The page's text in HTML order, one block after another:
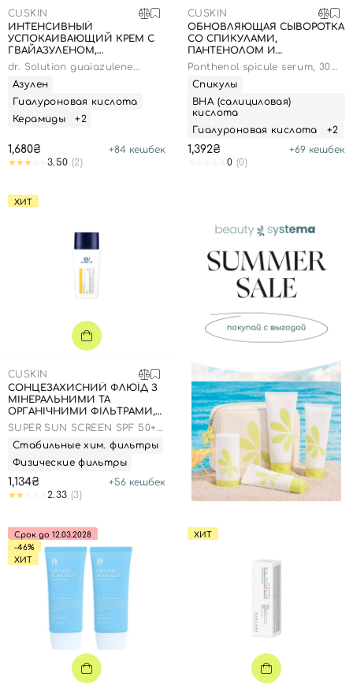
CUSKIN
ИНТЕНСИВНЫЙ
УСПОКАИВАЮЩИЙ КРЕМ С
ГВАЙАЗУЛЕНОМ,
ТРОКСЕРУТИНОМ И
МЕНАДИОНОМ, 50 МЛ
dr. Solution guaiazulene
cream
Азулен
Гиалуроновая кислота
Керамиды
+2
1,680₴ +84 кешбек
3.50 (2)
CUSKIN
ОБНОВЛЯЮЩАЯ СЫВОРОТКА
СО СПИКУЛАМИ,
ПАНТЕНОЛОМ И
ГИАЛУРОНОВОЙ КИСЛОТОЙ,
Panthenol spicule serum, 30
мл
Спикулы
ВНА (салициловая)
кислота
Гиалуроновая кислота
+2
1,392₴ +69 кешбек
0 (0)
ХИТ
CUSKIN
СОНЦЕЗАХИСНИЙ ФЛЮЇД З
МІНЕРАЛЬНИМИ ТА
ОРГАНІЧНИМИ ФІЛЬТРАМИ,
50 МЛВЗБОЛТАЙТЕ ПЕРЕД
НАНЕСИТЕ СРЕДСТВО ЗА 20
МИНУТ ДО ВЫХОДА НА
УЛИЦУ. ИЗБЕГАЙТЕ
ПОПАДАНИЯ НА СЛИЗИСТЫЕ.
SUPER SUN SCREEN SPF 50+
PA++++
Стабильные хим. фильтры
Физические фильтры
1,134₴ +56 кешбек
2.33 (3)
Срок до 12.03.2028
-46%
ХИТ
ХИТ